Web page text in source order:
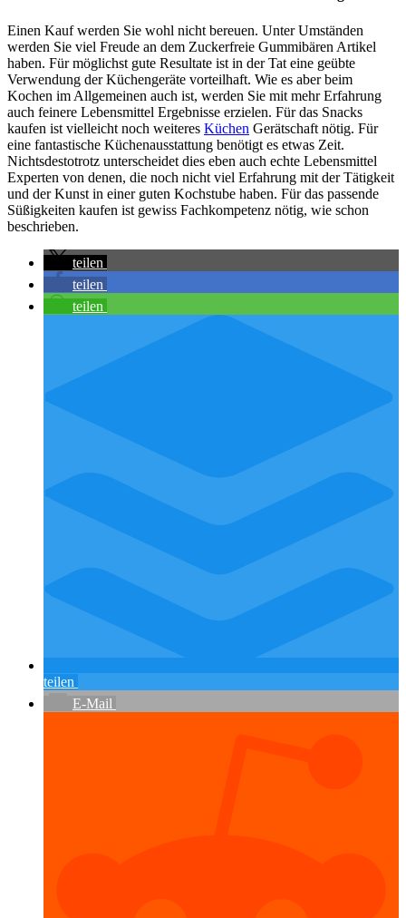
Einen Kauf werden Sie wohl nicht bereuen. Unter Umständen
werden Sie viel Freude an dem Zuckerfreie Gummibären Artikel
haben. Für möglichst gute Resultate ist in der Tat eine geübte
Verwendung der Küchengeräte vorteilhaft. Wie es aber beim
Kochen im Allgemeinen auch ist, werden Sie mit mehr Erfahrung
auch feinere Lebensmittel Ergebnisse erzielen. Für das Snacks
kaufen ist vielleicht noch weiteres Küchen Gerätschaft nötig. Für
eine fantastische Küchenausstattung benötigt es etwas Zeit.
Nichtsdestotrotz unterscheidet dies eben auch echte Lebensmittel
Experten von denen, die noch nicht viel Erfahrung mit der Tätigkeit
und der Kunst in einer guten Kochstube haben. Für das passende
Süßigkeiten kaufen ist gewiss Fachkompetenz nötig, wie schon
beschrieben.
teilen
teilen
teilen
teilen
E-Mail